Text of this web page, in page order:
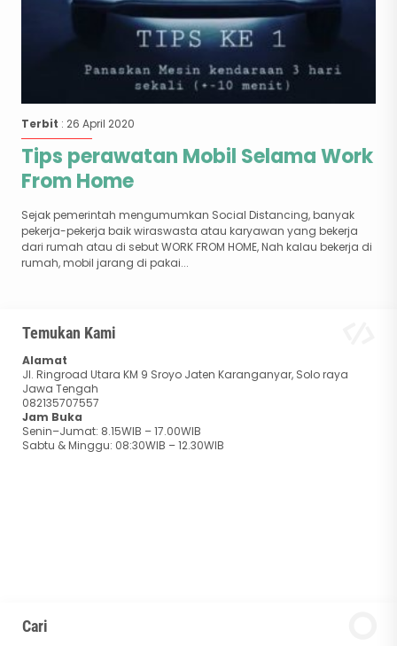
Terbit : 26 April 2020
Tips perawatan Mobil Selama Work
From Home
Sejak pemerintah mengumumkan Social Distancing, banyak
pekerja-pekerja baik wiraswasta atau karyawan yang bekerja
dari rumah atau di sebut WORK FROM HOME, Nah kalau bekerja di
rumah, mobil jarang di pakai...
Temukan Kami
Alamat
Jl. Ringroad Utara KM 9 Sroyo Jaten Karanganyar, Solo raya
Jawa Tengah
082135707557
Jam Buka
Senin–Jumat: 8.15WIB – 17.00WIB
Sabtu & Minggu: 08:30WIB – 12.30WIB
Cari